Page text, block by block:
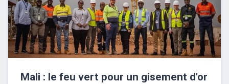
Mali : le feu vert pour un gisement d'or